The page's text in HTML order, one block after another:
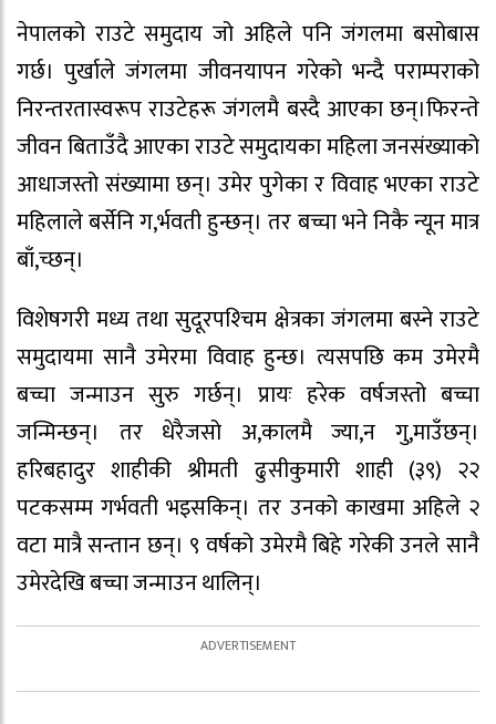
नेपालको राउटे समुदाय जो अहिले पनि जंगलमा बसोबास
गर्छ। पुर्खाले जंगलमा जीवनयापन गरेको भन्दै पराम्पराको
निरन्तरतास्वरूप राउटेहरू जंगलमै बस्दै आएका छन्।फिरन्ते
जीवन बिताउँदै आएका राउटे समुदायका महिला जनसंख्याको
आधाजस्तो संख्यामा छन्। उमेर पुगेका र विवाह भएका राउटे
महिलाले बर्सेनि ग,र्भवती हुन्छन्। तर बच्चा भने निकै न्यून मात्र
बाँ,च्छन्।
विशेषगरी मध्य तथा सुदूरपश्‍चिम क्षेत्रका जंगलमा बस्ने राउटे
समुदायमा सानै उमेरमा विवाह हुन्छ। त्यसपछि कम उमेरमै
बच्चा जन्माउन सुरु गर्छन्। प्रायः हरेक वर्षजस्तो बच्चा
जन्मिन्छन्। तर धेरैजसो अ,कालमै ज्या,न गु,माउँछन्।
हरिबहादुर शाहीकी श्रीमती ढुसीकुमारी शाही (३९) २२
पटकसम्म गर्भवती भइसकिन्। तर उनको काखमा अहिले २
वटा मात्रै सन्तान छन्। ९ वर्षको उमेरमै बिहे गरेकी उनले सानै
उमेरदेखि बच्चा जन्माउन थालिन्।